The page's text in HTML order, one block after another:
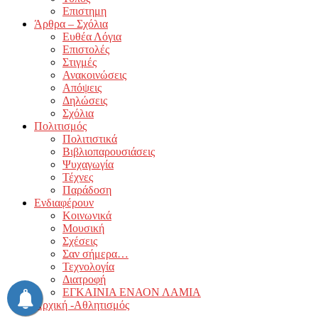
Επιστημη
Άρθρα – Σχόλια
Ευθέα Λόγια
Επιστολές
Στιγμές
Ανακοινώσεις
Απόψεις
Δηλώσεις
Σχόλια
Πολιτισμός
Πολιτιστικά
Βιβλιοπαρουσιάσεις
Ψυχαγωγία
Τέχνες
Παράδοση
Ενδιαφέρουν
Κοινωνικά
Μουσική
Σχέσεις
Σαν σήμερα…
Τεχνολογία
Διατροφή
ΕΓΚΑΙΝΙΑ ΕΝΑΟΝ ΛΑΜΙΑ
Αρχική -Αθλητισμός